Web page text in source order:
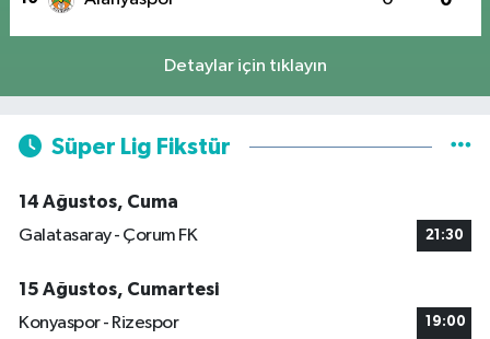
Detaylar için tıklayın
Süper Lig Fikstür
14 Ağustos, Cuma
Galatasaray - Çorum FK
21:30
15 Ağustos, Cumartesi
Konyaspor - Rizespor
19:00